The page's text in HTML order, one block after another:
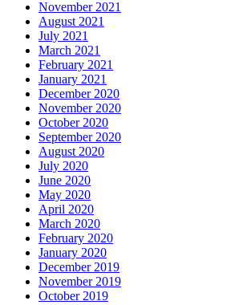
November 2021
August 2021
July 2021
March 2021
February 2021
January 2021
December 2020
November 2020
October 2020
September 2020
August 2020
July 2020
June 2020
May 2020
April 2020
March 2020
February 2020
January 2020
December 2019
November 2019
October 2019